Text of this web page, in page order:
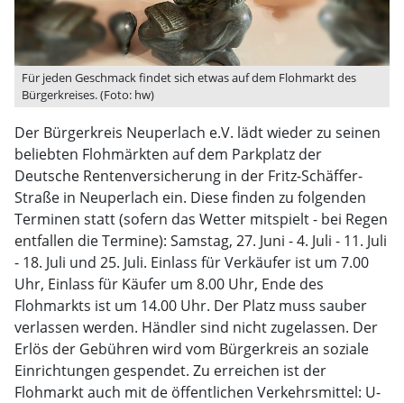
Für jeden Geschmack findet sich etwas auf dem Flohmarkt des
Bürgerkreises. (Foto: hw)
Der Bürgerkreis Neuperlach e.V. lädt wieder zu seinen
beliebten Flohmärkten auf dem Parkplatz der
Deutsche Rentenversicherung in der Fritz-Schäffer-
Straße in Neuperlach ein. Diese finden zu folgenden
Terminen statt (sofern das Wetter mitspielt - bei Regen
entfallen die Termine): Samstag, 27. Juni - 4. Juli - 11. Juli
- 18. Juli und 25. Juli. Einlass für Verkäufer ist um 7.00
Uhr, Einlass für Käufer um 8.00 Uhr, Ende des
Flohmarkts ist um 14.00 Uhr. Der Platz muss sauber
verlassen werden. Händler sind nicht zugelassen. Der
Erlös der Gebühren wird vom Bürgerkreis an soziale
Einrichtungen gespendet. Zu erreichen ist der
Flohmarkt auch mit de öffentlichen Verkehrsmittel: U-